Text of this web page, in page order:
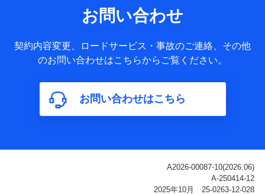
サービス提供等を通じて取得した、以下の情報などの個人デ
基本情報
氏名、電話番号、メールアドレス、お客さまの識別子、
属性、連絡先、dポイントサービスのご利用に関する情
構成、住所、dポイント残高、dポイント利用履歴などが
含まれます。
利用情報
ご契約状態・ご利用履歴インターネット利用時の行動に
関する情報、アプリケーション利用時の行動に関する情
報、購入されたサービスや商品の名称・購入場所・決済
お問い合わせ
契約内容変更、ロードサービス・事故のご連絡、その他
のお問い合わせはこちらからご覧ください。
お問い合わせはこちら